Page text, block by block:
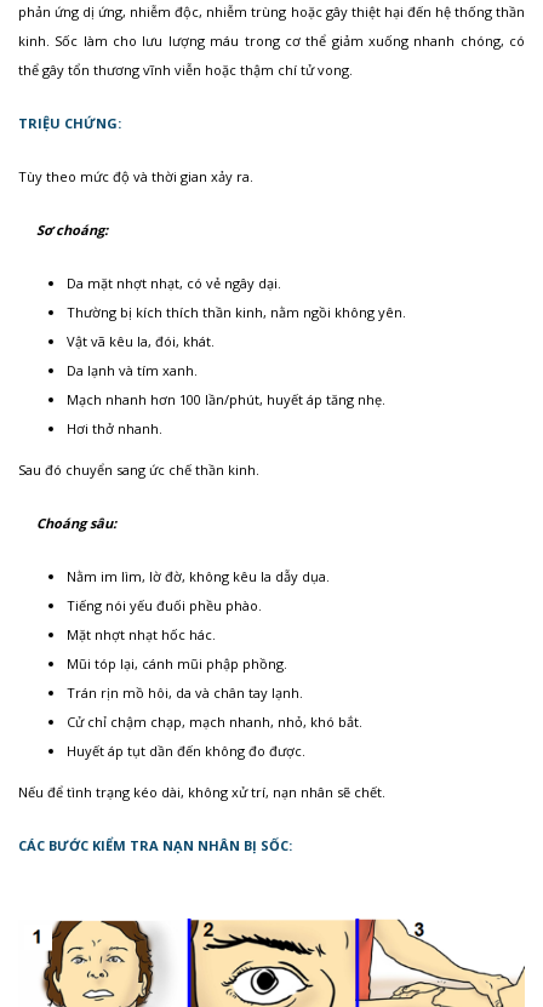
–
Choáng
phản ứng dị ứng, nhiễm độc, nhiễm trùng hoặc gây thiệt hại đến hệ thống thần
kinh. Sốc làm cho lưu lượng máu trong cơ thể giảm xuống nhanh chóng, có
thể gây tổn thương vĩnh viễn hoặc thậm chí tử vong.
TRIỆU CHỨNG:
Tùy theo mức độ và thời gian xảy ra.
Sơ choáng:
Da mặt nhợt nhạt, có vẻ ngây dại.
Thường bị kích thích thần kinh, nằm ngồi không yên.
Vật vã kêu la, đói, khát.
Da lạnh và tím xanh.
Mạch nhanh hơn 100 lần/phút, huyết áp tăng nhẹ.
Hơi thở nhanh.
Sau đó chuyển sang ức chế thần kinh.
Choáng sâu:
Nằm im lìm, lờ đờ, không kêu la dẫy dụa.
Tiếng nói yếu đuối phều phào.
Mặt nhợt nhạt hốc hác.
Mũi tóp lại, cánh mũi phập phồng.
Trán rịn mồ hôi, da và chân tay lạnh.
Cử chỉ chậm chạp, mạch nhanh, nhỏ, khó bắt.
Huyết áp tụt dần đến không đo được.
Nếu để tình trạng kéo dài, không xử trí, nạn nhân sẽ chết.
CÁC BƯỚC KIỂM TRA NẠN NHÂN BỊ SỐC: